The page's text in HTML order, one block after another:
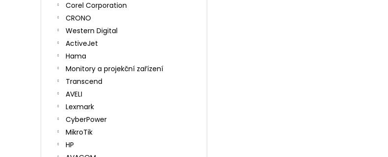
Corel Corporation
CRONO
Western Digital
ActiveJet
Hama
Monitory a projekční zařízení
Transcend
AVELI
Lexmark
CyberPower
MikroTik
HP